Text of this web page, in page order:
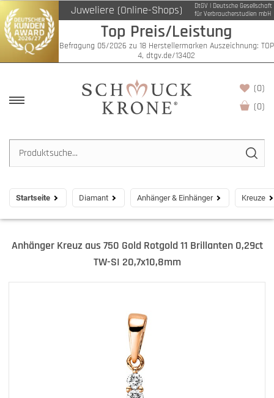
Juweliere (Online-Shops)
DtGV | Deutsche Gesellschaft
für Verbraucherstudien mbH
Top Preis/Leistung
Befragung 05/2026 zu 18 Herstellermarken Auszeichnung: TOP
4, dtgv.de/13402
(0)
(0)
Startseite Diamant Anhänger & Einhänger Kreuze
Anhänger Kreuz aus 750 Gold Rotgold 11 Brillanten 0,29ct
TW-SI 20,7x10,8mm